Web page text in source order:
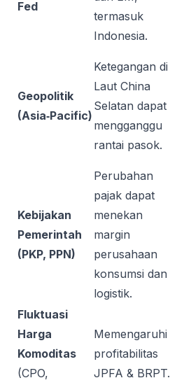
Fed
termasuk
Indonesia.
Geopolitik
(Asia‑Pacific)
Ketegangan di
Laut China
Selatan dapat
mengganggu
rantai pasok.
Kebijakan
Pemerintah
(PKP, PPN)
Perubahan
pajak dapat
menekan
margin
perusahaan
konsumsi dan
logistik.
Fluktuasi
Harga
Komoditas
(CPO,
Memengaruhi
profitabilitas
JPFA & BRPT.